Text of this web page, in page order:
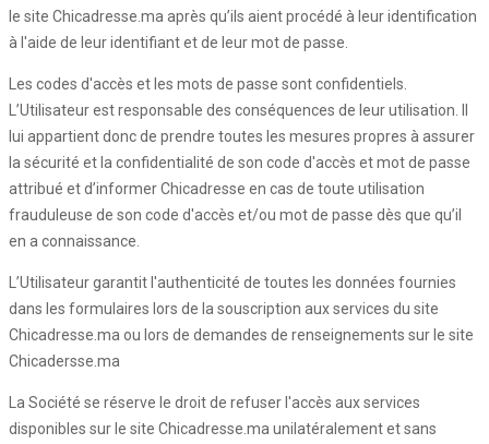
le site Chicadresse.ma après qu’ils aient procédé à leur identification
à l'aide de leur identifiant et de leur mot de passe.
Les codes d'accès et les mots de passe sont confidentiels.
L’Utilisateur est responsable des conséquences de leur utilisation. Il
lui appartient donc de prendre toutes les mesures propres à assurer
la sécurité et la confidentialité de son code d'accès et mot de passe
attribué et d’informer Chicadresse en cas de toute utilisation
frauduleuse de son code d'accès et/ou mot de passe dès que qu’il
en a connaissance.
L’Utilisateur garantit l'authenticité de toutes les données fournies
dans les formulaires lors de la souscription aux services du site
Chicadresse.ma ou lors de demandes de renseignements sur le site
Chicadersse.ma
La Société se réserve le droit de refuser l'accès aux services
disponibles sur le site Chicadresse.ma unilatéralement et sans